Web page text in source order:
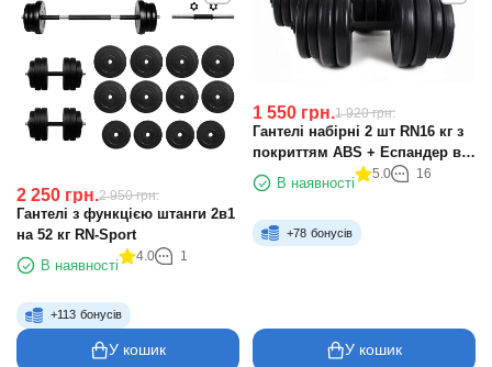
2 250 грн.2 950 грн.
Гантелі з функцією штанги 2в1
на 52 кг RN-Sport
В наявності
4.0 1
+113 бонусів
У кошик
1 550 грн.1 920 грн.
Гантелі набірні 2 шт RN16 кг з
покриттям ABS + Еспандер в
подарунок
В наявності
5.0 16
+78 бонусів
У кошик